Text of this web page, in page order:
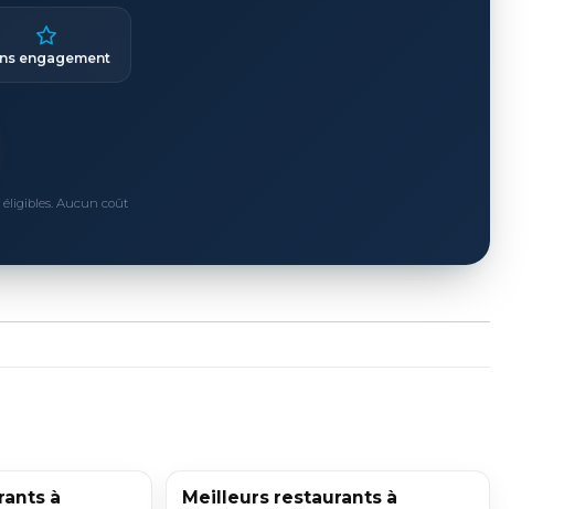
engagement
Aucun coût
à
Meilleurs restaurants à